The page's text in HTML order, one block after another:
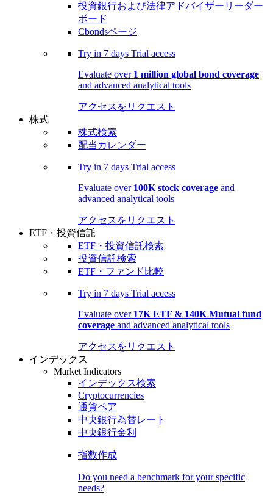
投資銀行および法律アドバイザーリーダー
ボード
Cbondsページ
Try in 7 days Trial access
Evaluate over 1 million global bond coverage
and advanced analytical tools
アクセスをリクエスト
株式
株式検索
配当カレンダー
Try in 7 days Trial access
Evaluate over 100K stock coverage and
advanced analytical tools
アクセスをリクエスト
ETF・投資信託
ETF・投資信託検索
投資信託検索
ETF・ファンド比較
Try in 7 days Trial access
Evaluate over 17K ETF & 140K Mutual fund
coverage and advanced analytical tools
アクセスをリクエスト
インデックス
Market Indicators
インデックス検索
Cryptocurrencies
通貨ペア
中央銀行為替レート
中央銀行金利
指数作成
Do you need a benchmark for your specific
needs?